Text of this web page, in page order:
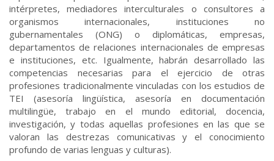
intérpretes, mediadores interculturales o consultores a
organismos internacionales, instituciones no
gubernamentales (ONG) o diplomáticas, empresas,
departamentos de relaciones internacionales de empresas
e instituciones, etc. Igualmente, habrán desarrollado las
competencias necesarias para el ejercicio de otras
profesiones tradicionalmente vinculadas con los estudios de
TEI (asesoría lingüística, asesoría en documentación
multilingüe, trabajo en el mundo editorial, docencia,
investigación, y todas aquellas profesiones en las que se
valoran las destrezas comunicativas y el conocimiento
profundo de varias lenguas y culturas).